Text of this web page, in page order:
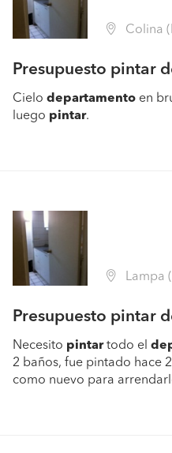
Colina
Presupuesto pintar
Cielo departamento en
luego pintar.
Lampa
Presupuesto pintar
Necesito pintartodo el
2 baños, fue pintado hace
como nuevo para